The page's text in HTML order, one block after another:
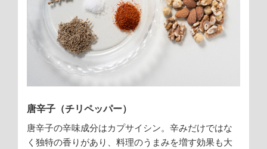
唐辛子（チリペッパー）
唐辛子の辛味成分はカプサイシン。辛みだけではな
く独特の香りがあり、料理のうまみを増す効果も大